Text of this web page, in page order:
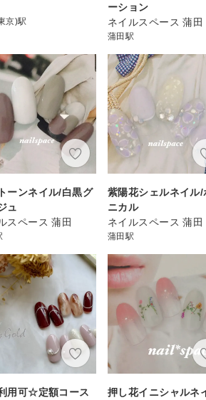
京)駅
ーション
ネイルスペース 蒲田
蒲田駅
ーンネイル/白黒グ
ュ
スペース 蒲田
紫陽花シェルネイル/
ニカル
ネイルスペース 蒲田
蒲田駅
用可☆定額コース
押し花イニシャルネ